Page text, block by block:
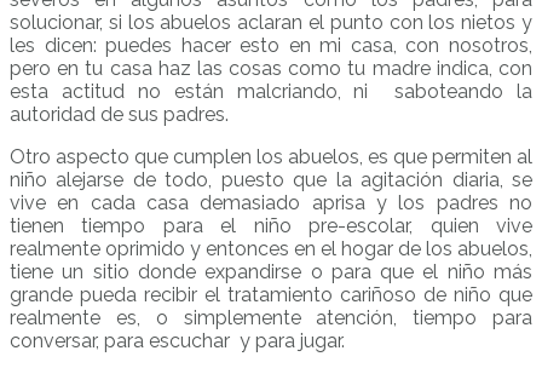
solucionar, si los abuelos aclaran el punto con los nietos y
les dicen: puedes hacer esto en mi casa, con nosotros,
pero en tu casa haz las cosas como tu madre indica, con
esta actitud no están malcriando, ni saboteando la
autoridad de sus padres.
Otro aspecto que cumplen los abuelos, es que permiten al
niño alejarse de todo, puesto que la agitación diaria, se
vive en cada casa demasiado aprisa y los padres no
tienen tiempo para el niño pre-escolar, quien vive
realmente oprimido y entonces en el hogar de los abuelos,
tiene un sitio donde expandirse o para que el niño más
grande pueda recibir el tratamiento cariñoso de niño que
realmente es, o simplemente atención, tiempo para
conversar, para escuchar y para jugar.